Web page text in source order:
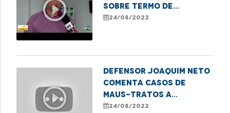
play_circle_outline
sobre termo de
cooperação que
24/08/2022
play_circle_outline
DEFENSOR JOAQUIM NETO
COMENTA CASOS DE
MAUS-TRATOS A
CRIANÇAS NO MARANHÃO
24/08/2022